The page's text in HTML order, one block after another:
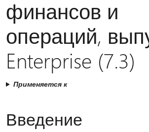
финансов и
операций,
Enterprise (7.3)
Применяется к
Введение